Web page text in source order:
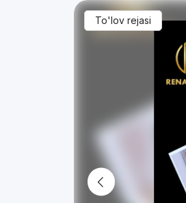
To'lov rejasi